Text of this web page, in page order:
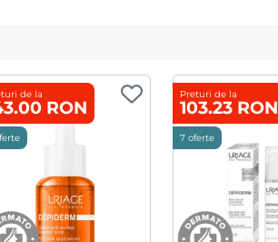
de la
RON
Preturi de la
103.23 RON
7 oferte